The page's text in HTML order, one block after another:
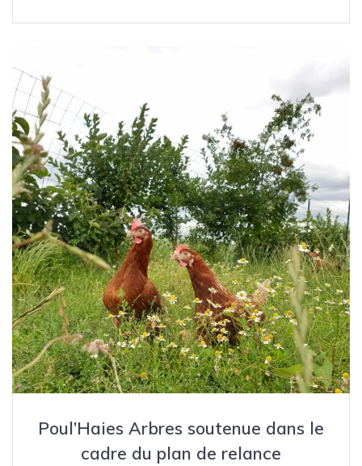
Poul’Haies Arbres soutenue dans le
cadre du plan de relance